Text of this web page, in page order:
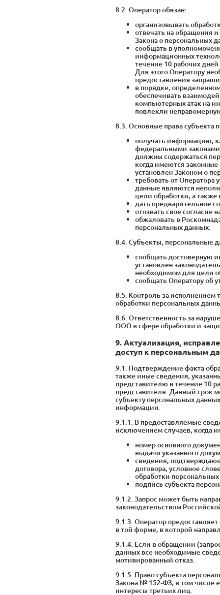
8.2. Оператор обязан:
организовывать
отвечать на обращения
Закона о персональных
сообщать в
информационных
течение 10 рабочих
Для этого Оператору
предоставления
в порядке,
обеспечивать
компьютерных атак на
повлекли
8.3. Основные права субъекта
получать информацию,
федеральными
должны содержаться
когда имеются
установлен Законом о
требовать от
данные являются
цели обработки, а
дать предварительное
отозвать свое согласие
обжаловать в
персональных данных.
8.4. Субъекты, персональные
сообщать достоверную
установлен
необходимом для цели
сообщать Оператору об
8.5. Контроль за
обработки персональных
8.6. Ответственность за
ООО в сфере обработки и
9. Актуализация,
доступ к персональным
9.1. Подтверждение факта
также иные сведения,
представителю в течение 10
представителя. Данный срок
субъекту персональных
информации.
9.1.1. В предоставляемые
исключением случаев, когда
номер основного
выдачи указанного
сведения,
договора, условное
обработки
подпись субъекта
9.1.2. Запрос может быть
законодательством
9.1.3. Оператор
в той форме, в которой
9.1.4. Если в обращении
данных все необходимые
мотивированный отказ.
9.1.5. Право субъекта
Закона № 152-ФЗ, в том числе
интересы третьих лиц.